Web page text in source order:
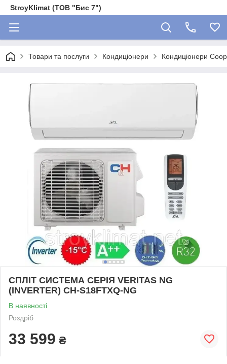
StroyKlimat (ТОВ "Бис 7")
Товари та послуги Кондиціонери Кондиціонери
СПЛІТ СИСТЕМА СЕРІЯ VERITAS NG
(INVERTER) CH-S18FTXQ-NG
В наявності
Роздріб
33 599 ₴